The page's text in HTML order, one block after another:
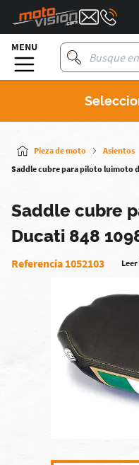
MENU
Pieza de moto Asientos
Saddle cubre para piloto luimoto
Saddle cubre
Ducati 848
Referencia 1052103